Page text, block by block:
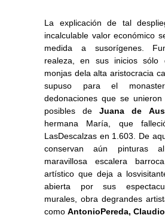
La explicación de tal
incalculable valor económico
medida a susorígenes.
realeza, en sus inicios sólo
monjas dela alta aristocracia
supuso para el
dedonaciones que se
posibles de Juana de
hermana María, que
LasDescalzas en 1.603. De
conservan aún pinturas
maravillosa escalera
artístico que deja a
abierta por sus
murales, obra degrandes
como AntonioPereda,